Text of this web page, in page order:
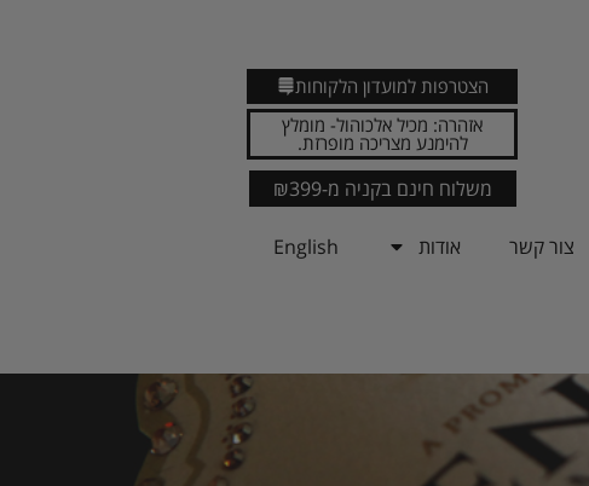
הצטרפות למועדון הלקוחות
אזהרה: מכיל אלכוהול- מומלץ
להימנע מצריכה מופרזת.
משלוח חינם בקניה מ-₪399
צור קשר אודות English